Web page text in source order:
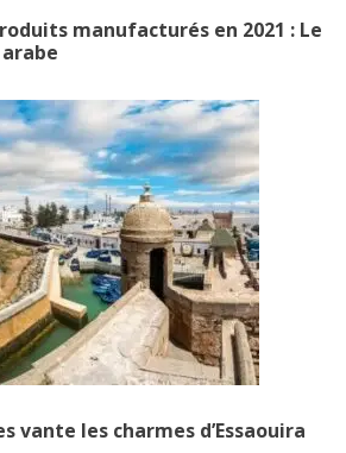
manufacturés en 2021 : Le
vante les charmes d’Essaouira